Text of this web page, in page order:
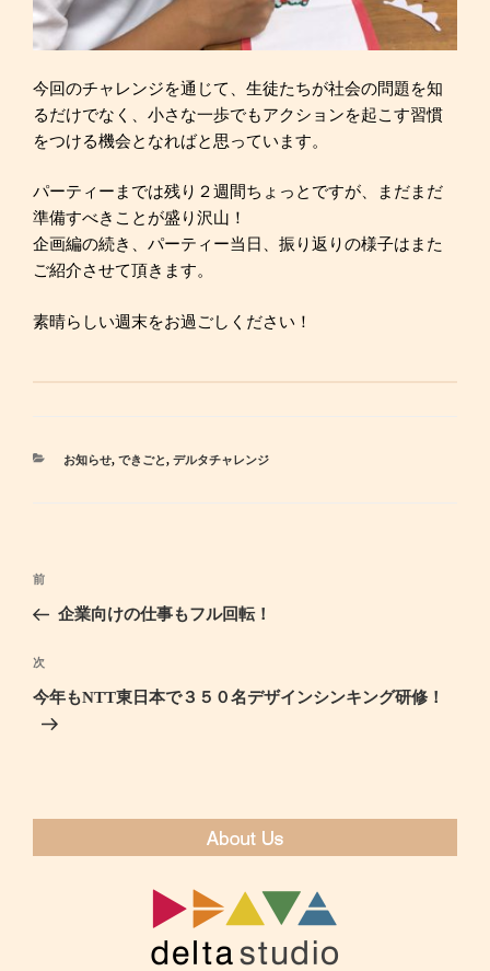
今回のチャレンジを通じて、生徒たちが社会の問題を知
るだけでなく、小さな一歩でもアクションを起こす習慣
をつける機会となればと思っています。
パーティーまでは残り２週間ちょっとですが、まだまだ
準備すべきことが盛り沢山！
企画編の続き、パーティー当日、振り返りの様子はまた
ご紹介させて頂きます。
素晴らしい週末をお過ごしください！
カ
お知らせ, できごと, デルタチャレンジ
投
ビ
ゲ
ー
過
去
投
稿
前
企業向けの仕事もフル回転！
次
の
次
今年もNTT東日本で３５０名デザインシンキング研修！